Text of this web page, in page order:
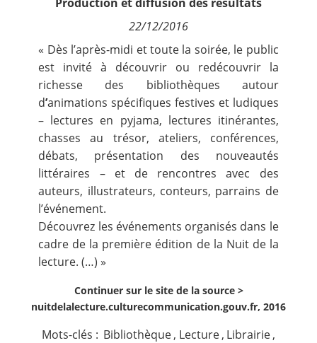
Contact
Nous suivre
22/12/2016
« Dès l’après-midi et toute la soirée, le public
est invité à découvrir ou redécouvrir la
richesse des bibliothèques autour
d’animations spécifiques festives et ludiques
– lectures en pyjama, lectures itinérantes,
chasses au trésor, ateliers, conférences,
débats, présentation des nouveautés
littéraires – et de rencontres avec des
auteurs, illustrateurs, conteurs, parrains de
l’événement.
Découvrez les événements organisés dans le
cadre de la première édition de la Nuit de la
lecture. (…) »
Continuer sur le site de la source >
nuitdelalecture.culturecommunication.gouv.fr, 2016
Mots-clés : Bibliothèque, Lecture , Librairie,